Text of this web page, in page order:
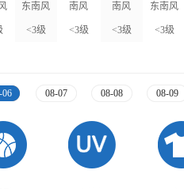
东南风
<3级
南风
<3级
南风
<3级
东南风
<3级
06 08-07 08-08 08-09